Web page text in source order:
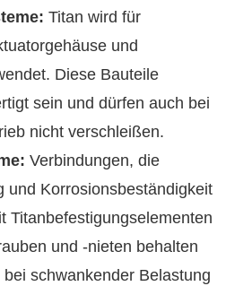
Titan wird für
und
Diese Bauteile
sein und dürfen auch bei
nicht verschleißen.
Verbindungen, die
und Korrosionsbeständigkeit
Titanbefestigungselementen
und -nieten behalten
schwankender Belastung